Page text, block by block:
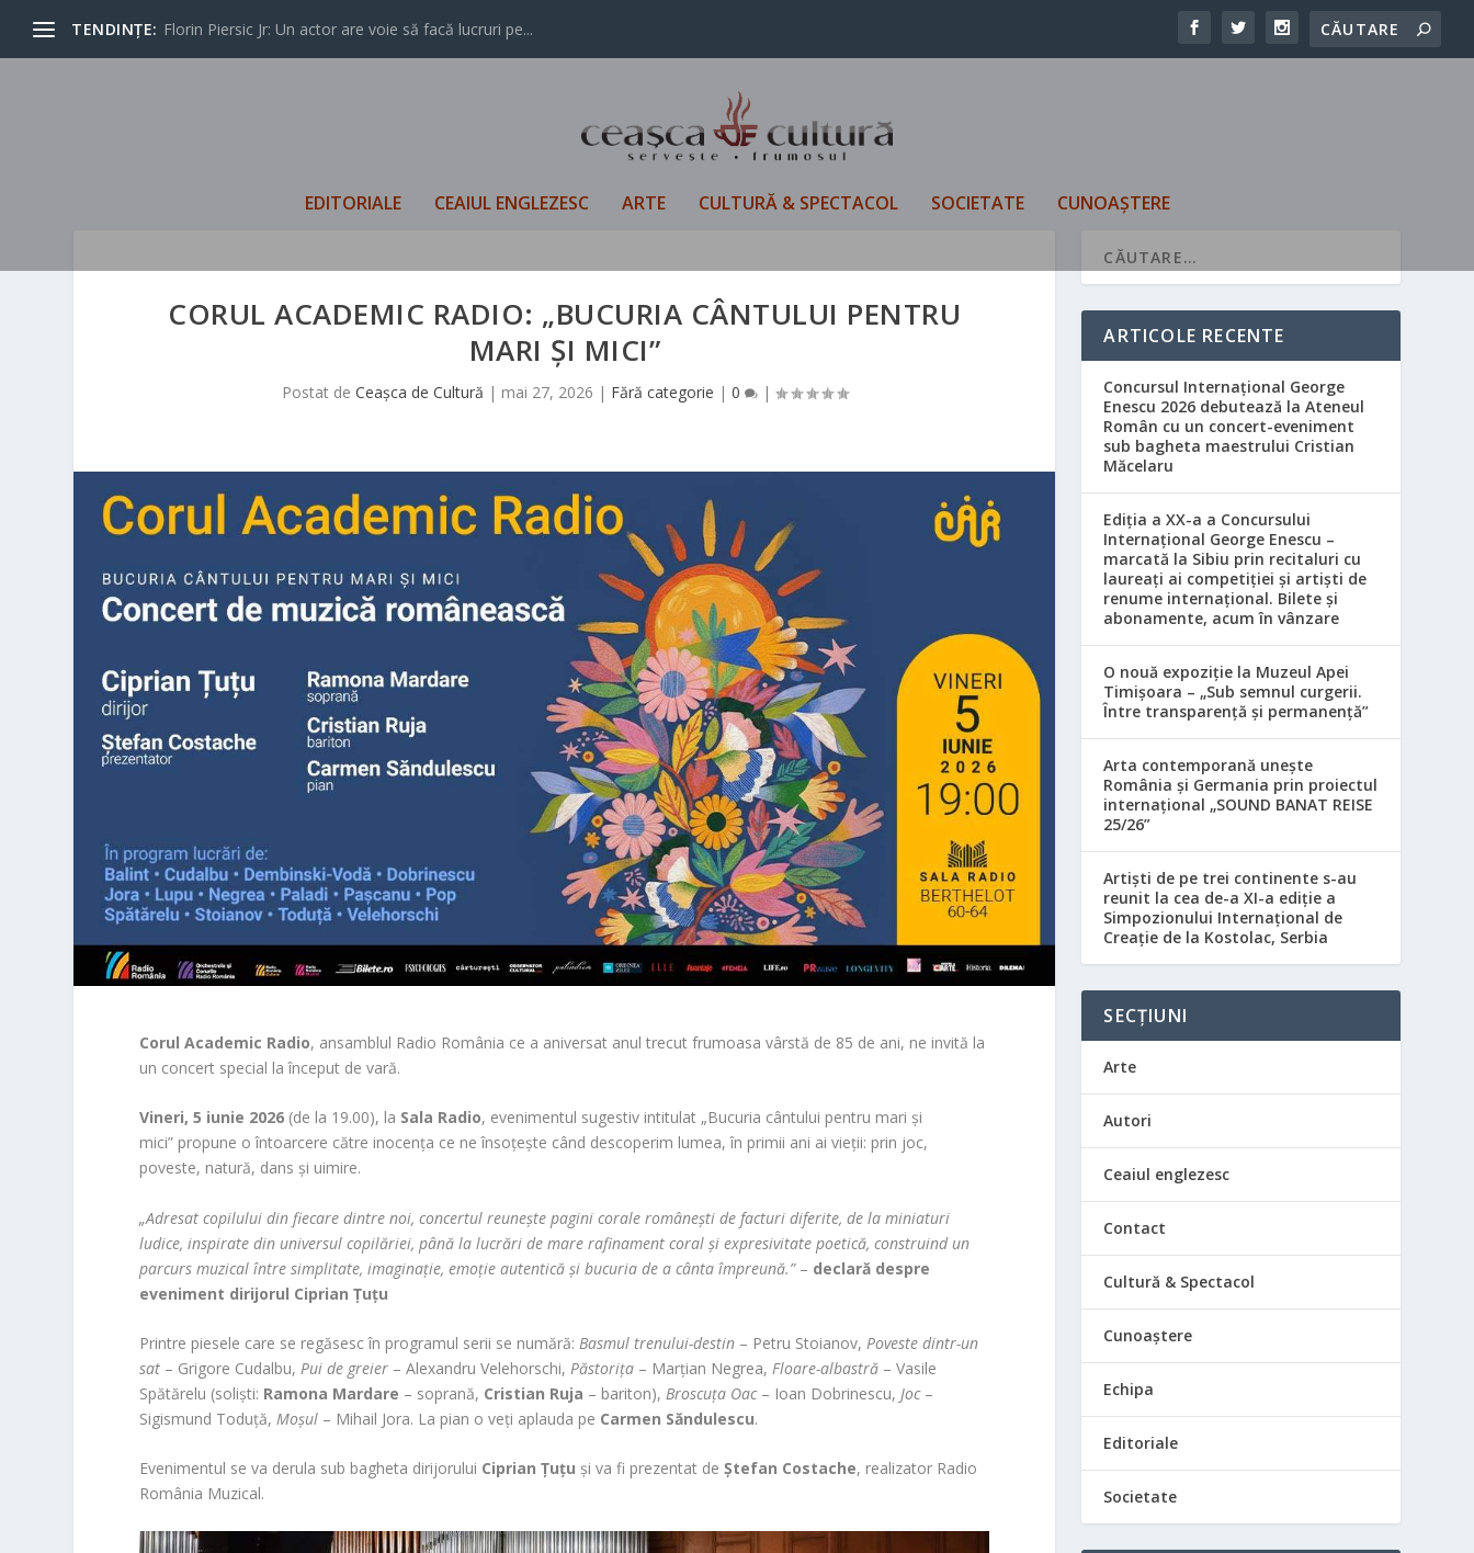
TENDINȚE: Florin Piersic Jr: Un actor are voie să facă lucruri pe...
EDITORIALE CEAIUL ENGLEZESC ARTE CULTURĂ & SPECTACOL SOCIETATE CUNOAȘTERE
CORUL ACADEMIC RADIO: „BUCURIA CÂNTULUI PENTRU
MARI ȘI MICI”
Postat de Ceașca de Cultură | mai 27, 2026 | Fără categorie | 0 |
Corul Academic Radio, ansamblul Radio România ce a aniversat anul trecut frumoasa vârstă de 85 de ani, ne invită la
un concert special la început de vară.
Vineri, 5 iunie 2026 (de la 19.00), la Sala Radio, evenimentul sugestiv intitulat „Bucuria cântului pentru mari și
mici” propune o întoarcere către inocența ce ne însoțește când descoperim lumea, în primii ani ai vieții: prin joc,
poveste, natură, dans și uimire.
„Adresat copilului din fiecare dintre noi, concertul reunește pagini corale românești de facturi diferite, de la miniaturi
ludice, inspirate din universul copilăriei, până la lucrări de mare rafinament coral și expresivitate poetică, construind un
parcurs muzical între simplitate, imaginație, emoție autentică și bucuria de a cânta împreună.”– declară despre
eveniment dirijorul Ciprian Țuțu
Printre piesele care se regăsesc în programul serii se numără:Basmul trenului-destin – Petru Stoianov,Poveste dintr-un
sat – Grigore Cudalbu,Pui de greier – Alexandru Velehorschi,Păstorița – Marțian Negrea,Floare-albastră – Vasile
Spătărelu (soliști: Ramona Mardare – soprană, Cristian Ruja – bariton),Broscuța Oac– Ioan Dobrinescu,Joc–
Sigismund Toduță,Moșul – Mihail Jora. La pian o veți aplauda pe Carmen Săndulescu.
Evenimentul se va derula sub bagheta dirijorului Ciprian Țuțu și va fi prezentat deȘtefan Costache, realizator Radio
România Muzical.
ARTICOLE RECENTE
Concursul Internațional George
Enescu 2026 debutează la Ateneul
Român cu un concert-eveniment
sub bagheta maestrului Cristian
Măcelaru
Ediția a XX-a a Concursului
Internațional George Enescu –
marcată la Sibiu prin recitaluri cu
laureați ai competiției și artiști de
renume internațional. Bilete și
abonamente, acum în vânzare
O nouă expoziție la Muzeul Apei
Timișoara – „Sub semnul curgerii.
Între transparență și permanență”
Arta contemporană unește
România și Germania prin proiectul
internațional „SOUND BANAT REISE
25/26”
Artiști de pe trei continente s-au
reunit la cea de-a XI-a ediție a
Simpozionului Internațional de
Creație de la Kostolac, Serbia
SECȚIUNI
Arte
Autori
Ceaiul englezesc
Contact
Cultură & Spectacol
Cunoaștere
Echipa
Editoriale
Societate